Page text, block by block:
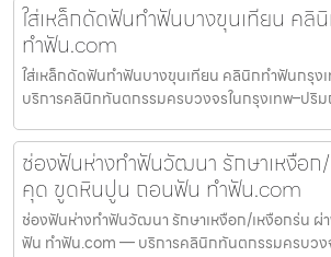
ใส่เหล็กดัดฟันทำฟันบางขุนเทียน คลิ
ทำฟัน.com
ใส่เหล็กดัดฟันทำฟันบางขุนเทียน คลินิกทำฟันกรุ
บริการคลินิกทันตกรรมครบวงจรในกรุงเทพ–ปริ
ช่องฟันห่างทำฟันวัฒนา รักษาเหงือก
คุด ขูดหินปูน ถอนฟัน ทำฟัน.com
ช่องฟันห่างทำฟันวัฒนา รักษาเหงือก/เหงือกร่น
ฟัน ทำฟัน.com — บริการคลินิกทันตกรรมครบวง